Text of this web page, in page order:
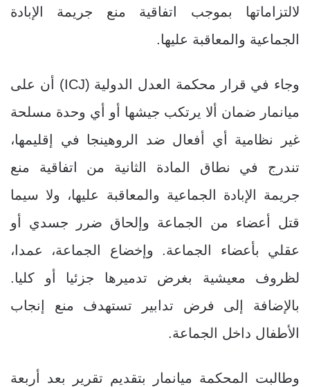
لالتزاماتها بموجب اتفاقية منع جريمة الإبادة
الجماعية والمعاقبة عليها.
وجاء في قرار محكمة العدل الدولية (ICJ) أن على
ميانمار ضمان ألا يرتكب جيشها أو أي وحدة مسلحة
غير نظامية أي أفعال ضد الروهينجا في إقليمها،
تندرج في نطاق المادة الثانية من اتفاقية منع
جريمة الإبادة الجماعية والمعاقبة عليها، ولا سيما
قتل أعضاء من الجماعة وإلحاق ضرر جسدي أو
عقلي بأعضاء الجماعة. وإخضاع الجماعة، عمدا،
لظروف معيشية بغرض تدميرها جزئيا أو كليا.
بالإضافة إلى فرض تدابير تستهدف منع إنجاب
الأطفال داخل الجماعة.
وطالبت المحكمة ميانمار بتقديم تقرير بعد أربعة